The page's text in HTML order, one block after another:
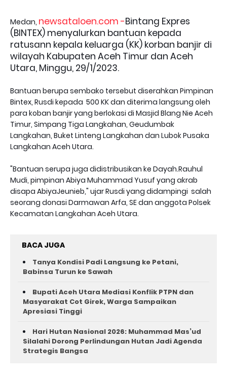
Medan, newsataloen.com -Bintang Expres
(BINTEX) menyalurkan bantuan kepada
ratusann kepala keluarga (KK) korban banjir di
wilayah Kabupaten Aceh Timur dan Aceh
Utara, Minggu, 29/1/2023.
Bantuan berupa sembako tersebut diserahkan Pimpinan
Bintex, Rusdi kepada 500 KK dan diterima langsung oleh
para koban banjir yang berlokasi di Masjid Blang Nie Aceh
Timur, Simpang Tiga Langkahan, Geudumbak
Langkahan, Buket Linteng Langkahan dan Lubok Pusaka
Langkahan Aceh Utara.
"Bantuan serupa juga didistribusikan ke Dayah.Rauhul
Mudi, pimpinan Abiya Muhammad Yusuf yang akrab
disapa AbiyaJeunieb," ujar Rusdi yang didampingi salah
seorang donasi Darmawan Arfa, SE dan anggota Polsek
Kecamatan Langkahan Aceh Utara.
BACA JUGA
Tanya Kondisi Padi Langsung ke Petani,
Babinsa Turun ke Sawah
Bupati Aceh Utara Mediasi Konflik PTPN dan
Masyarakat Cot Girek, Warga Sampaikan
Apresiasi Tinggi
Hari Hutan Nasional 2026: Muhammad Mas’ud
Silalahi Dorong Perlindungan Hutan Jadi Agenda
Strategis Bangsa